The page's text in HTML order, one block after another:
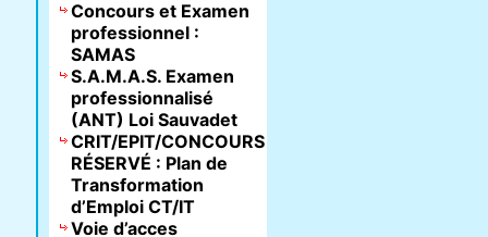
Concours et Examen
professionnel :
SAMAS
S.A.M.A.S. Examen
professionnalisé
(ANT) Loi Sauvadet
CRIT/EPIT/CONCOURS
RÉSERVÉ : Plan de
Transformation
d’Emploi CT/IT
Voie d’acces